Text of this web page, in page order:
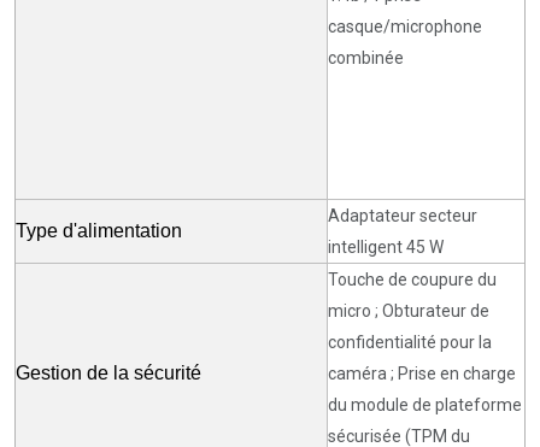
casque/microphone
combinée
Type d'alimentation
Adaptateur secteur
intelligent 45 W
Gestion de la sécurité
Touche de coupure du
micro ; Obturateur de
confidentialité pour la
caméra ; Prise en charge
du module de plateforme
sécurisée (TPM du